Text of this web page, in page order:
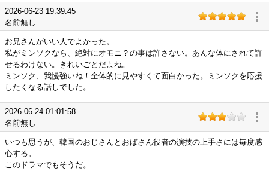
2026-06-23 19:39:45
名前無し
お兄さんがいい人でよかった。
私がミンソクなら、絶対にオモニ？の事は許さない。あんな体にされて許
せるわけない。きれいごとだよね。
ミンソク、我慢強いね！全体的に見やすくて面白かった。ミンソクを応援
したくなる話しでした。
2026-06-24 01:01:58
名前無し
いつも思うが、韓国のおじさんとおばさん役者の演技の上手さには毎度感
心する。
このドラマでもそうだ。